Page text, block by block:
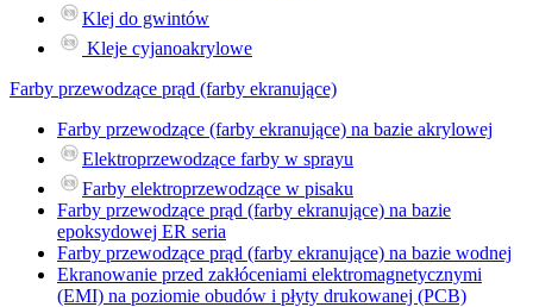
Klej do gwintów
Kleje cyjanoakrylowe
Farby przewodzące prąd (farby ekranujące)
Farby przewodzące (farby ekranujące) na bazie akrylowej
Elektroprzewodzące farby w sprayu
Farby elektroprzewodzące w pisaku
Farby przewodzące prąd (farby ekranujące) na bazie
epoksydowej ER seria
Farby przewodzące prąd (farby ekranujące) na bazie wodnej
Ekranowanie przed zakłóceniami elektromagnetycznymi
(EMI) na poziomie obudów i płyty drukowanej (PCB)